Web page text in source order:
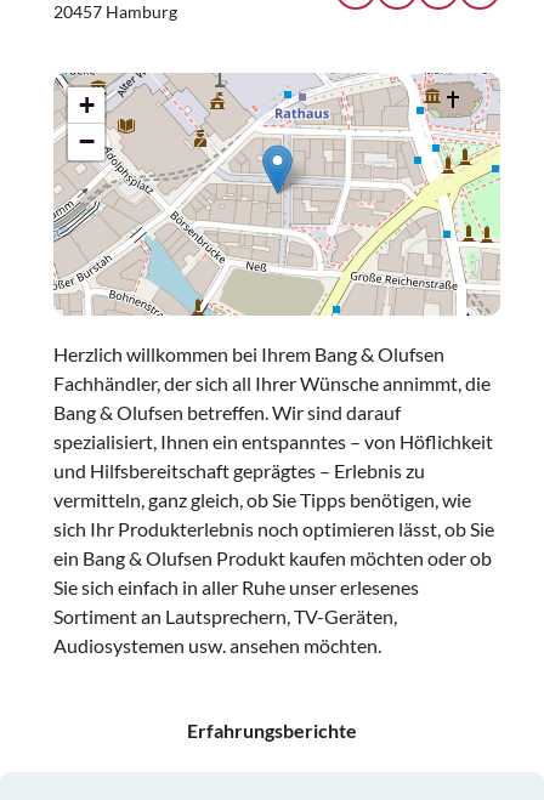
20457 Hamburg
+
−
Herzlich willkommen bei Ihrem Bang & Olufsen
Fachhändler, der sich all Ihrer Wünsche annimmt, die
Bang & Olufsen betreffen. Wir sind darauf
spezialisiert, Ihnen ein entspanntes – von Höflichkeit
und Hilfsbereitschaft geprägtes – Erlebnis zu
vermitteln, ganz gleich, ob Sie Tipps benötigen, wie
sich Ihr Produkterlebnis noch optimieren lässt, ob Sie
ein Bang & Olufsen Produkt kaufen möchten oder ob
Sie sich einfach in aller Ruhe unser erlesenes
Sortiment an Lautsprechern, TV-Geräten,
Audiosystemen usw. ansehen möchten.
Erfahrungsberichte